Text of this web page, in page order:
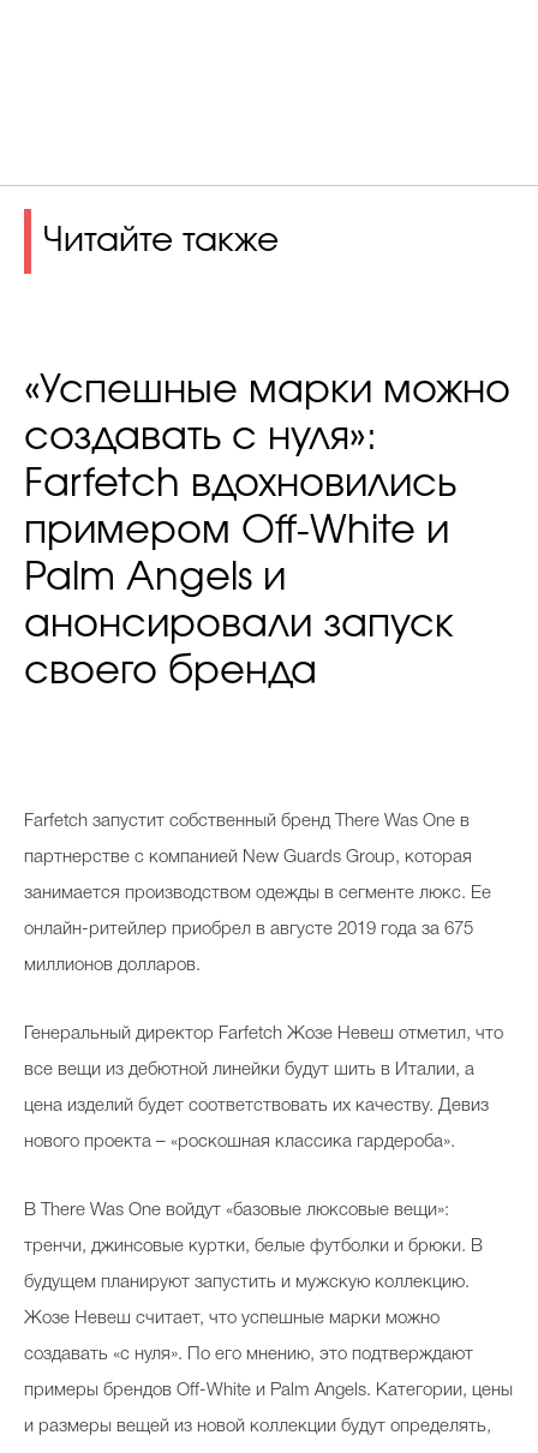
Читайте также
«Успешные марки можно
создавать с нуля»:
Farfetch вдохновились
примером Off-White и
Palm Angels и
анонсировали запуск
своего бренда
Farfetch запустит собственный бренд There Was One в
партнерстве с компанией New Guards Group, которая
занимается производством одежды в сегменте люкс. Ее
онлайн-ритейлер приобрел в августе 2019 года за 675
миллионов долларов.
Генеральный директор Farfetch Жозе Невеш отметил, что
все вещи из дебютной линейки будут шить в Италии, а
цена изделий будет соответствовать их качеству. Девиз
нового проекта – «роскошная классика гардероба».
В There Was One войдут «базовые люксовые вещи»:
тренчи, джинсовые куртки, белые футболки и брюки. В
будущем планируют запустить и мужскую коллекцию.
Жозе Невеш считает, что успешные марки можно
создавать «с нуля». По его мнению, это подтверждают
примеры брендов Off-White и Palm Angels. Категории, цены
и размеры вещей из новой коллекции будут определять,